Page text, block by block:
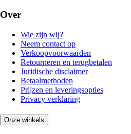
Over
Wie zijn wij?
Neem contact op
Verkoopvoorwaarden
Retourneren en terugbetalen
Juridische disclaimer
Betaalmethoden
Prijzen en leveringsopties
Privacy verklaring
Onze winkels